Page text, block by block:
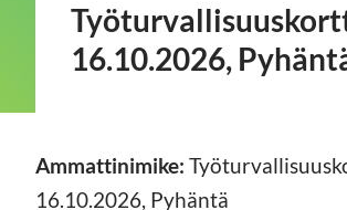
16.10.2026,
Ammattinimike:
16.10.2026, Pyhäntä